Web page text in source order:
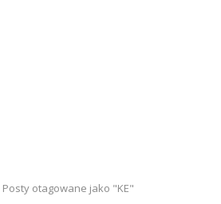
Posty otagowane jako "KE"